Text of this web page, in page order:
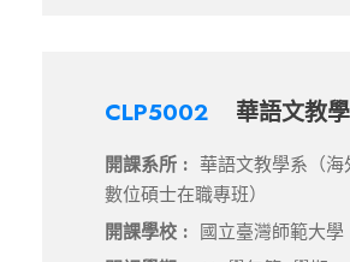
CLP5002 華語文教
開課系所 : 華語文教學系（海
數位碩士在職專班）
開課學校 : 國立臺灣師範大學